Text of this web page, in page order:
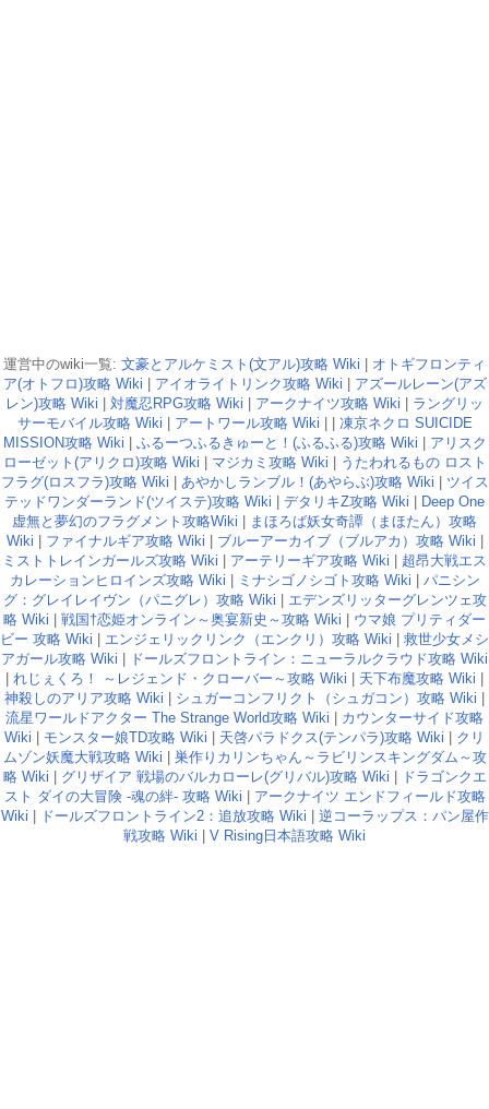
運営中のwiki一覧: 文豪とアルケミスト(文アル)攻略 Wiki
オトギフロンティ
ア(オトフロ)攻略 Wiki
アイオライトリンク攻略 Wiki
アズールレーン(アズ
レン)攻略 Wiki
対魔忍RPG攻略 Wiki アークナイツ攻略 Wiki
ラングリッ
サーモバイル攻略 Wiki
アートワール攻略 Wiki
凍京ネクロ SUICIDE
MISSION攻略 Wiki
ふるーつふるきゅーと！(ふるふる)攻略 Wiki
アリスク
ローゼット(アリクロ)攻略 Wiki
マジカミ攻略 Wiki
うたわれるもの ロスト
フラグ(ロスフラ)攻略 Wiki
あやかしランブル！(あやらぶ)攻略 Wiki
ツイス
テッドワンダーランド(ツイステ)攻略 Wiki
デタリキZ攻略 Wiki
Deep One
虚無と夢幻のフラグメント攻略Wiki
まほろば妖女奇譚（まほたん）攻略
Wiki
ファイナルギア攻略 Wiki ブルーアーカイブ（ブルアカ）攻略 Wiki
ミストトレインガールズ攻略 Wiki
アーテリーギア攻略 Wiki
超昂大戦エス
カレーションヒロインズ攻略 Wiki
ミナシゴノシゴト攻略 Wiki
パニシン
グ：グレイレイヴン（パニグレ）攻略 Wiki
エデンズリッターグレンツェ攻
略 Wiki
戦国†恋姫オンライン～奥宴新史～攻略 Wiki
ウマ娘 プリティダー
ビー 攻略 Wiki
エンジェリックリンク（エンクリ）攻略 Wiki
救世少女メシ
アガール攻略 Wiki
ドールズフロントライン：ニューラルクラウド攻略 Wiki
れじぇくろ！ ～レジェンド・クローバー～攻略 Wiki 天下布魔攻略 Wiki
神殺しのアリア攻略 Wiki
シュガーコンフリクト（シュガコン）攻略 Wiki
流星ワールドアクター The Strange World攻略 Wiki
カウンターサイド攻略
Wiki
モンスター娘TD攻略 Wiki 天啓パラドクス(テンパラ)攻略 Wiki
クリ
ムゾン妖魔大戦攻略 Wiki
巣作りカリンちゃん～ラビリンスキングダム～攻
略 Wiki
グリザイア 戦場のバルカローレ(グリバル)攻略 Wiki
ドラゴンクエ
スト ダイの大冒険 -魂の絆- 攻略 Wiki
アークナイツ エンドフィールド攻略
Wiki
ドールズフロントライン2：追放攻略 Wiki
逆コーラップス：パン屋作
戦攻略 Wiki
V Rising日本語攻略 Wiki